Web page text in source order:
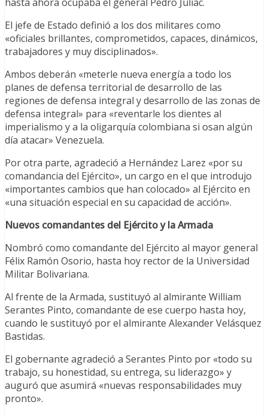
El jefe de Estado definió a los dos militares como
«oficiales brillantes, comprometidos, capaces, dinámicos,
trabajadores y muy disciplinados».
Ambos deberán «meterle nueva energía a todo los
planes de defensa territorial de desarrollo de las
regiones de defensa integral y desarrollo de las zonas de
defensa integral» para «reventarle los dientes al
imperialismo y a la oligarquía colombiana si osan algún
día atacar» Venezuela.
Por otra parte, agradeció a Hernández Larez «por su
comandancia del Ejército», un cargo en el que introdujo
«importantes cambios que han colocado» al Ejército en
«una situación especial en su capacidad de acción».
Nuevos comandantes del Ejército y la Armada
Nombró como comandante del Ejército al mayor general
Félix Ramón Osorio, hasta hoy rector de la Universidad
Militar Bolivariana.
Al frente de la Armada, sustituyó al almirante William
Serantes Pinto, comandante de ese cuerpo hasta hoy,
cuando le sustituyó por el almirante Alexander Velásquez
Bastidas.
El gobernante agradeció a Serantes Pinto por «todo su
trabajo, su honestidad, su entrega, su liderazgo» y
auguró que asumirá «nuevas responsabilidades muy
pronto».